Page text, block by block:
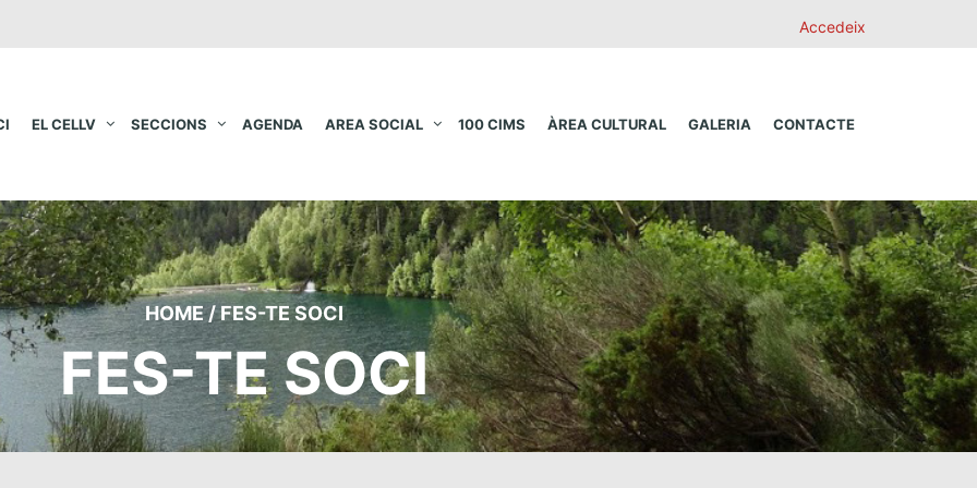
Accedeix
EL CELLV SECCIONS AGENDA AREA SOCIAL 100 CIMS ÀREA CULTURAL GALERIA CONTACTE
HOME / FES-TE SOCI
FES-TE SOCI